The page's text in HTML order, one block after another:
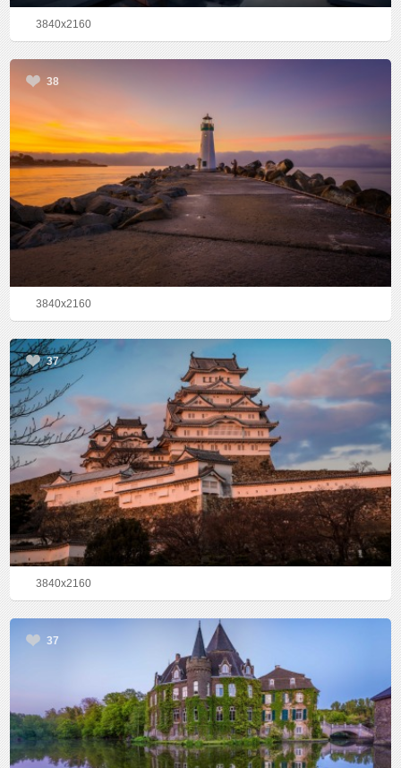
3840x2160
38
3840x2160
37
3840x2160
37